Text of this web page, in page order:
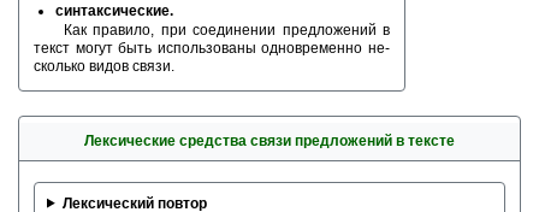
син­так­си­че­ские.
Как пра­ви­ло, при со­еди­не­нии пред­ло­же­ний в
текст могут быть ис­поль­зо­ва­ны од­но­вре­мен­но не­
сколь­ко видов связи.
Лек­си­че­ские сред­ства связи пред­ло­же­ний в тек­сте
Лек­си­че­ский по­втор